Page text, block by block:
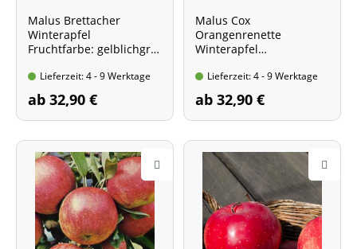
Malus Brettacher
Winterapfel
Fruchtfarbe: gelblichgrü
Lieferzeit: 4 - 9 Werktage
ab 32,90 €
Malus Cox
Orangenrenette
Winterapfel
Lieferzeit: 4 - 9 Werktage
ab 32,90 €